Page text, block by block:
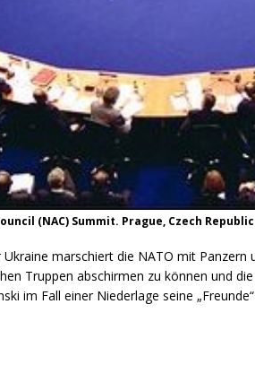
(NAC) Summit. Prague, Czech Republic
marschiert die NATO mit Panzern
Truppen abschirmen zu können und
im Fall einer Niederlage seine